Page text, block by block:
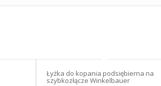
Łyżka do kopania podsiębierna na
szybkozłącze Winkelbauer